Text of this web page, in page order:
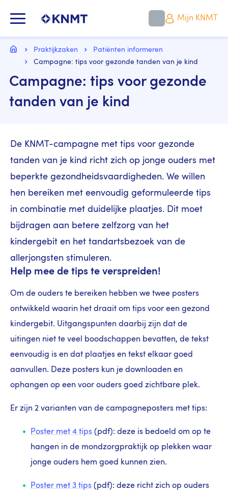
naar
gaan
Mijn KNMT
Kruimelpad
HomePraktijkzaken
Patiënten informeren
Campagne: tips voor gezonde tanden van je kind
Campagne: tips voor gezonde
tanden van je kind
De KNMT-campagne met tips voor gezonde
tanden van je kind richt zich op jonge ouders met
beperkte gezondheidsvaardigheden. We willen
hen bereiken met eenvoudig geformuleerde tips
in combinatie met duidelijke plaatjes. Dit moet
bijdragen aan betere zelfzorg van het
kindergebit en het tandartsbezoek van de
allerjongsten stimuleren.
Help mee de tips te verspreiden!
Om de ouders te bereiken hebben we twee posters
ontwikkeld waarin het draait om tips voor een gezond
kindergebit. Uitgangspunten daarbij zijn dat de
uitingen niet te veel boodschappen bevatten, de tekst
eenvoudig is en dat plaatjes en tekst elkaar goed
aanvullen. Deze posters kun je downloaden en
ophangen op een voor ouders goed zichtbare plek.
Er zijn 2 varianten van de campagneposters met tips:
Poster met 4 tips (pdf): deze is bedoeld om op te
hangen in de mondzorgpraktijk op plekken waar
jonge ouders hem goed kunnen zien.
Poster met 3 tips (pdf): deze richt zich op ouders